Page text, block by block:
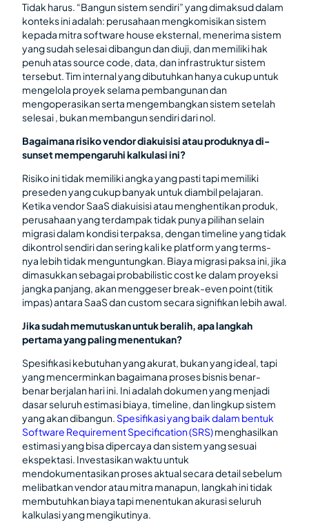
Tidak harus. “Bangun sistem sendiri” yang dimaksud dalam
konteks ini adalah: perusahaan mengkomisikan sistem
kepada mitra software house eksternal, menerima sistem
yang sudah selesai dibangun dan diuji, dan memiliki hak
penuh atas source code, data, dan infrastruktur sistem
tersebut. Tim internal yang dibutuhkan hanya cukup untuk
mengelola proyek selama pembangunan dan
mengoperasikan serta mengembangkan sistem setelah
selesai , bukan membangun sendiri dari nol.
Bagaimana risiko vendor diakuisisi atau produknya di-
sunset mempengaruhi kalkulasi ini?
Risiko ini tidak memiliki angka yang pasti tapi memiliki
preseden yang cukup banyak untuk diambil pelajaran.
Ketika vendor SaaS diakuisisi atau menghentikan produk,
perusahaan yang terdampak tidak punya pilihan selain
migrasi dalam kondisi terpaksa, dengan timeline yang tidak
dikontrol sendiri dan sering kali ke platform yang terms-
nya lebih tidak menguntungkan. Biaya migrasi paksa ini, jika
dimasukkan sebagai probabilistic cost ke dalam proyeksi
jangka panjang, akan menggeser break-even point (titik
impas) antara SaaS dan custom secara signifikan lebih awal.
Jika sudah memutuskan untuk beralih, apa langkah
pertama yang paling menentukan?
Spesifikasi kebutuhan yang akurat, bukan yang ideal, tapi
yang mencerminkan bagaimana proses bisnis benar-
benar berjalan hari ini. Ini adalah dokumen yang menjadi
dasar seluruh estimasi biaya, timeline, dan lingkup sistem
yang akan dibangun. Spesifikasi yang baik dalam bentuk
Software Requirement Specification (SRS)menghasilkan
estimasi yang bisa dipercaya dan sistem yang sesuai
ekspektasi. Investasikan waktu untuk
mendokumentasikan proses aktual secara detail sebelum
melibatkan vendor atau mitra manapun, langkah ini tidak
membutuhkan biaya tapi menentukan akurasi seluruh
kalkulasi yang mengikutinya.